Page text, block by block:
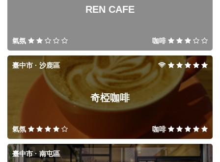
REN CAFE
氣氛 咖啡
奇椏咖啡
臺中市 · 沙鹿區
氣氛 咖啡
臺中市 · 南屯區